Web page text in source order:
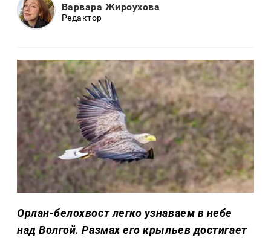
Варвара Жироухова
Редактор
Орлан-белохвост легко узнаваем в небе
над Волгой. Размах его крыльев достигает